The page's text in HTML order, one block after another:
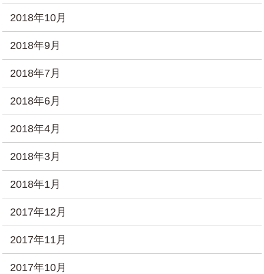
2018年10月
2018年9月
2018年7月
2018年6月
2018年4月
2018年3月
2018年1月
2017年12月
2017年11月
2017年10月